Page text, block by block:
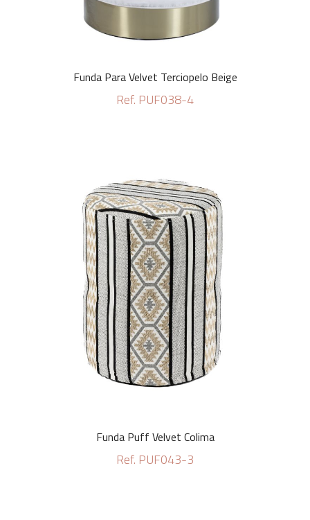
Funda Para Velvet Terciopelo Beige
Ref. PUF038-4
Funda Puff Velvet Colima
Ref. PUF043-3